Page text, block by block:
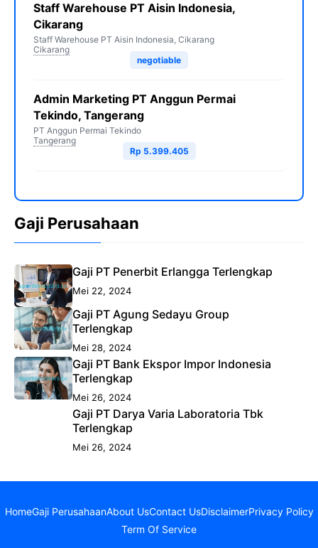
Staff Warehouse PT Aisin Indonesia,
Cikarang
Staff Warehouse PT Aisin Indonesia, Cikarang
Cikarang
negotiable
Admin Marketing PT Anggun Permai
Tekindo, Tangerang
PT Anggun Permai Tekindo
Tangerang
Rp 5.399.405
Gaji Perusahaan
Gaji PT Penerbit Erlangga Terlengkap
Mei 22, 2024
Gaji PT Agung Sedayu Group
Terlengkap
Mei 28, 2024
Gaji PT Bank Ekspor Impor Indonesia
Terlengkap
Mei 26, 2024
Gaji PT Darya Varia Laboratoria Tbk
Terlengkap
Mei 26, 2024
HomeGaji PerusahaanAbout UsContact UsDisclaimerPrivacy Policy
Term Of Service